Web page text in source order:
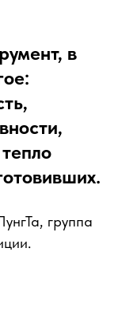
в
группа